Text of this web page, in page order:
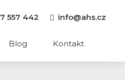
557 442 info@ahs.cz
Blog Kontakt